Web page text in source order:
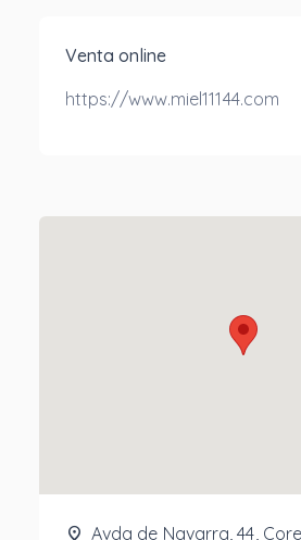
Venta online
https://www.miel11144.com
location_on Avda de Navarra, 44,